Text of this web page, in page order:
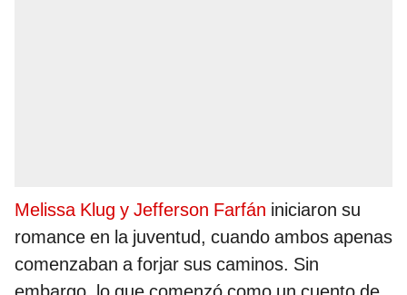
Melissa Klug y Jefferson Farfán iniciaron su
romance en la juventud, cuando ambos apenas
comenzaban a forjar sus caminos. Sin